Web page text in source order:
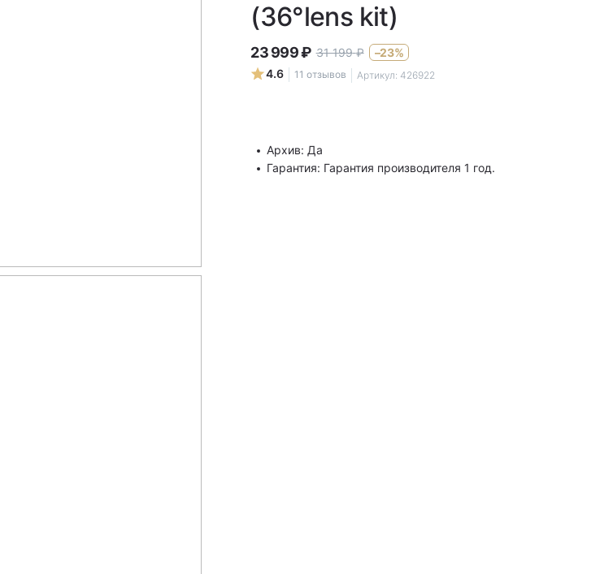
(36°lens kit)
23 999₽ 31 199 ₽
–23%
4.6
11 отзывов Артикул: 426922
Архив: Да
Гарантия: Гарантия производителя 1 год.